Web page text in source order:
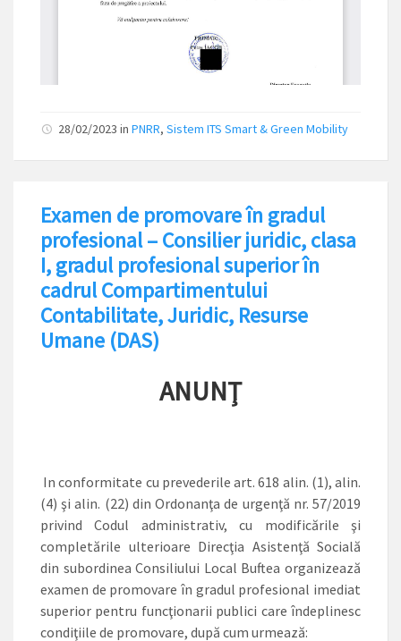
28/02/2023 in PNRR, Sistem ITS Smart & Green Mobility
Examen de promovare în gradul
profesional – Consilier juridic, clasa
I, gradul profesional superior în
cadrul Compartimentului
Contabilitate, Juridic, Resurse
Umane (DAS)
ANUNŢ
In conformitate cu prevederile art. 618 alin. (1), alin.
(4) şi alin. (22) din Ordonanţa de urgenţă nr. 57/2019
privind Codul administrativ, cu modificările şi
completările ulterioare Direcţia Asistenţă Socială
din subordinea Consiliului Local Buftea organizează
examen de promovare în gradul profesional imediat
superior pentru funcţionarii publici care îndeplinesc
condiţiile de promovare, după cum urmează: